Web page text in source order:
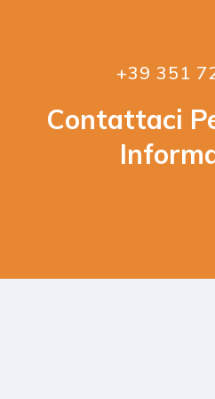
+39 351
Contattaci